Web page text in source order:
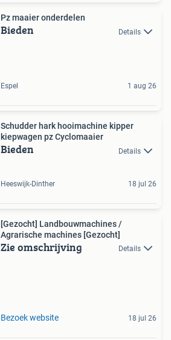
Pz maaier onderdelen
Bieden Details
Espel 1 aug 26
Schudder hark hooimachine kipper
kiepwagen pz Cyclomaaier
Bieden Details
Heeswijk-Dinther 18 jul 26
[Gezocht] Landbouwmachines /
Agrarische machines [Gezocht]
Zie omschrijving Details
Bezoek website 18 jul 26